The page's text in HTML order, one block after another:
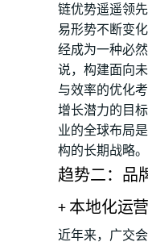
链优势遥遥领
易形势不断变
经成为一种必
说，构建面向
与效率的优化
增长潜力的目
业的全球布局
构的长期战略。
趋势二：品
+ 本地化运
近年来，广交